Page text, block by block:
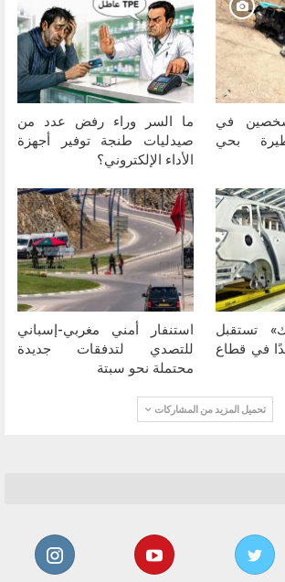
في
بحي
ما السر وراء رفض عدد من
صيدليات طنجة توفير أجهزة
الأداء الإلكتروني؟
تستقبل
في قطاع
استنفار أمني مغربي-إسباني
للتصدي لتدفقات جديدة
محتملة نحو سبتة
تحميل المزيد من المشاركات